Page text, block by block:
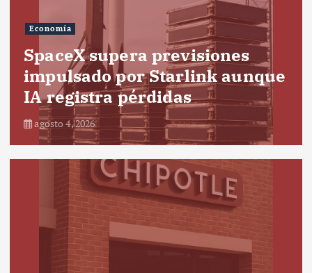
Economía
SpaceX supera previsiones
impulsado por Starlink aunque
IA registra pérdidas
agosto 4, 2026